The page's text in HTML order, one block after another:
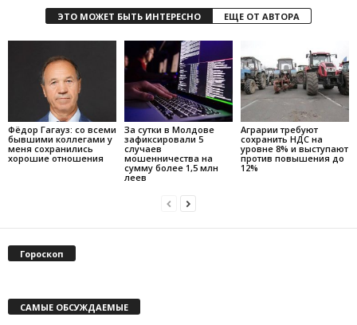
ЭТО МОЖЕТ БЫТЬ ИНТЕРЕСНО ЕЩЕ ОТ АВТОРА
Фёдор Гагауз: со всеми
бывшими коллегами у
меня сохранились
хорошие отношения
За сутки в Молдове
зафиксировали 5
случаев
мошенничества на
сумму более 1,5 млн
леев
Аграрии требуют
сохранить НДС на
уровне 8% и выступают
против повышения до
12%
Гороскоп
САМЫЕ ОБСУЖДАЕМЫЕ